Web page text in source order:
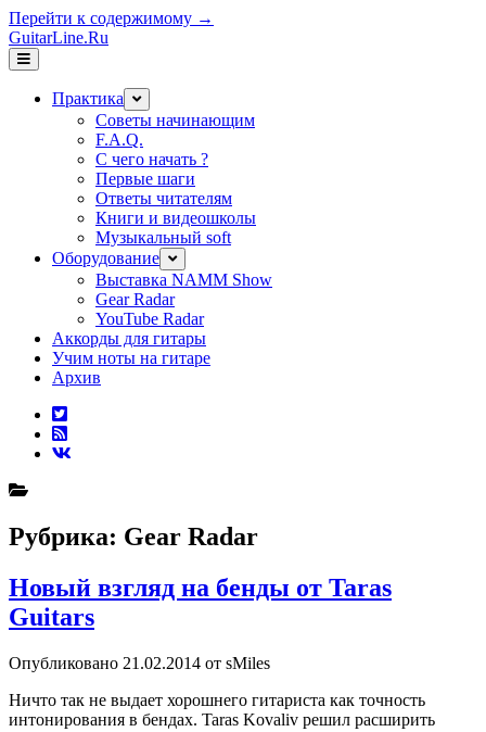
Перейти к содержимому →
GuitarLine.Ru
открыть
меню
Практика открыть
меню
Советы начинающим
F.A.Q.
С чего начать ?
Первые шаги
Ответы читателям
Книги и видеошколы
Музыкальный soft
Оборудование открыть
меню
Выставка NAMM Show
Gear Radar
YouTube Radar
Аккорды для гитары
Учим ноты на гитаре
Архив
twitter
rss
Рубрика: Gear Radar
Новый взгляд на бенды от Taras
Guitars
Опубликовано 21.02.2014 от sMiles
Ничто так не выдает хорошнего гитариста как точность
интонирования в бендах. Taras Kovaliv решил расширить